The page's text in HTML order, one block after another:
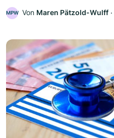
MPW Von Maren Pätzold-Wulff ‧